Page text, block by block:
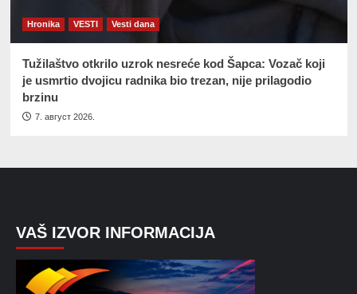
Hronika VESTI Vesti dana
Tužilaštvo otkrilo uzrok nesreće kod Šapca: Vozač koji
je usmrtio dvojicu radnika bio trezan, nije prilagodio
brzinu
7. август 2026.
VAŠ IZVOR INFORMACIJA